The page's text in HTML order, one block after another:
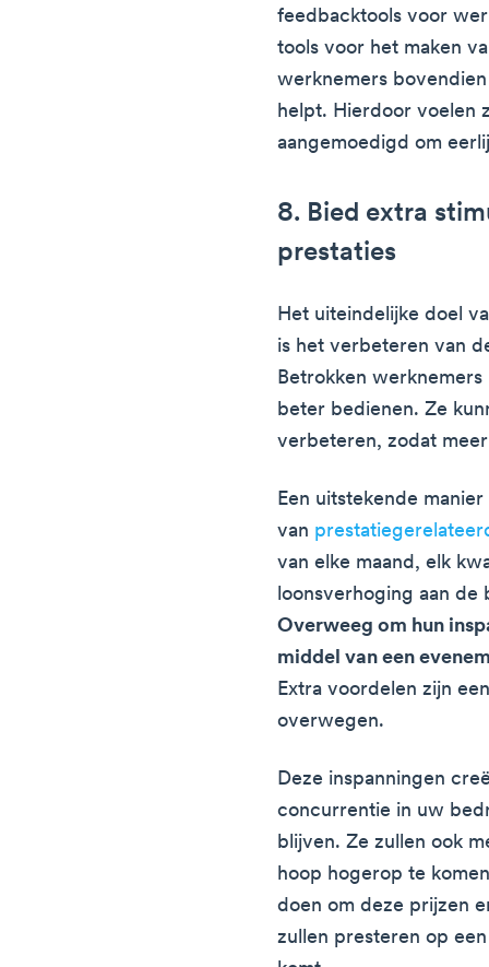
feedbacktools voor
tools voor het maken
werknemers
helpt. Hierdoor voelen
aangemoedigd om
8. Bied extra
prestaties
Het uiteindelijke doel
is het verbeteren van
Betrokken
beter bedienen. Ze
verbeteren, zodat
Een uitstekende
van
van elke maand, elk
loonsverhoging aan
Overweeg om hun
middel van een
Extra voordelen zijn
overwegen.
Deze inspanningen
concurrentie in uw
blijven. Ze zullen ook
hoop hogerop te
doen om deze prijzen
zullen presteren op